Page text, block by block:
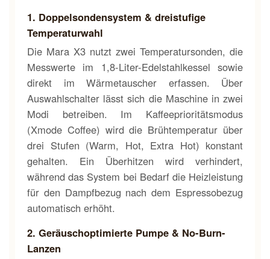
1. Doppelsondensystem & dreistufige
Temperaturwahl
Die Mara X3 nutzt zwei Temperatursonden, die
Messwerte im 1,8-Liter-Edelstahlkessel sowie
direkt im Wärmetauscher erfassen. Über
Auswahlschalter lässt sich die Maschine in zwei
Modi betreiben. Im Kaffeeprioritätsmodus
(Xmode Coffee) wird die Brühtemperatur über
drei Stufen (Warm, Hot, Extra Hot) konstant
gehalten. Ein Überhitzen wird verhindert,
während das System bei Bedarf die Heizleistung
für den Dampfbezug nach dem Espressobezug
automatisch erhöht.
2. Geräuschoptimierte Pumpe & No-Burn-
Lanzen